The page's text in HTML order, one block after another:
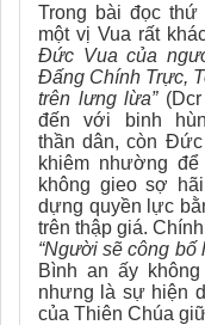
Trong bài đọc
một vị Vua rất
Đức Vua của
Đấng Chính Trực,
trên lưng lừa”(Dcr
đến với binh
thầndân, còn Đức
khiêm nhường
không gieo sợ
dựng quyền lực
trên thập giá.
“Người sẽ công bố
Bình an ấy
nhưng là sự hiện
của Thiên Chúa